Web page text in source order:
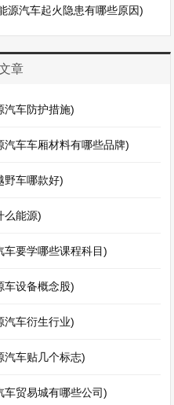
源汽车起火隐患有哪些原因)
章
汽车防护措施)
车车厢材料有哪些品牌)
野车哪款好)
么能源)
车要学哪些课程科目)
车设备概念股)
汽车衍生行业)
汽车贴几个标志)
车贸易城有哪些公司)